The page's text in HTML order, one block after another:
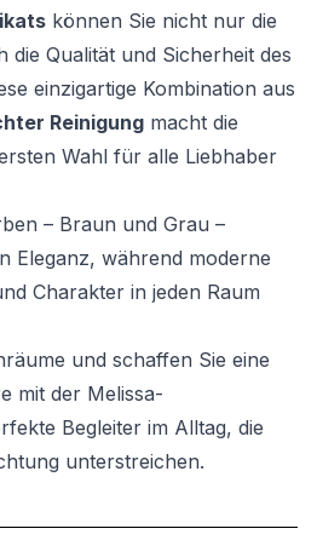
können Sie nicht nur die
die Qualität und Sicherheit des
einzigartige Kombination aus
Reinigung macht die
Wahl für alle Liebhaber
– Braun und Grau –
Eleganz, während moderne
Charakter in jeden Raum
und schaffen Sie eine
mit der Melissa-
Begleiter im Alltag, die
unterstreichen.